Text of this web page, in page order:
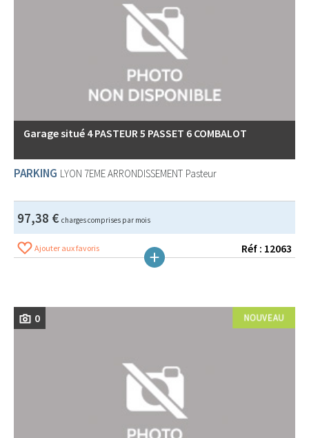
Garage situé 4 PASTEUR 5 PASSET 6 COMBALOT
PARKING LYON 7EME ARRONDISSEMENT Pasteur
97,38 € charges comprises par mois
Ajouter aux favoris Réf : 12063
0